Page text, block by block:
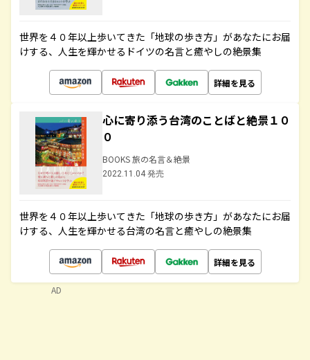
世界を４０年以上歩いてきた「地球の歩き方」があなたにお届
けする、人生を輝かせるドイツの名言と癒やしの絶景集
詳細を見る
心に寄り添う台湾のことばと絶景１０
０
BOOKS 旅の名言＆絶景
2022.11.04 発売
世界を４０年以上歩いてきた「地球の歩き方」があなたにお届
けする、人生を輝かせる台湾の名言と癒やしの絶景集
詳細を見る
AD